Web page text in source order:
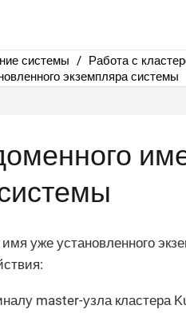
системы Работа с
экземпляра системы
уже установленного
master-узла кластера